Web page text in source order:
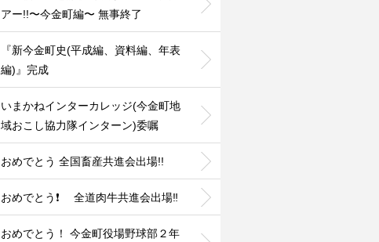
アー!!〜今金町編〜 無事終了
『新今金町史(平成編、資料編、年表
編)』完成
いまかねインターカレッジ(今金町地
域おこし協力隊インターン)委嘱
おめでとう 全国畜産共進会出場!!
おめでとう❗ 全道肉牛共進会出場‼️
おめでとう！ 今金町役場野球部２年